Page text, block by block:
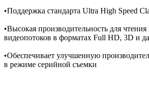
Скорость передачи данных (макс.)*
Чтение 95 МБ/с, Запись 60 МБ/с
идеально подходит для использования в
•Поддержка стандарта Ultra High Speed
•Высокая производительность для чтения
видеопотоков в форматах Full HD, 3D и
•Обеспечивает улучшенную
в режиме серийной съемки